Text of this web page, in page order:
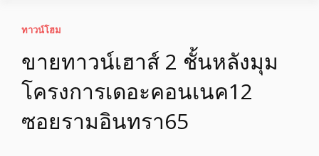
ทาวน์โฮม
ขายทาวน์เฮาส์ 2 ชั้นหลังมุม
โครงการเดอะคอนเนค12
ซอยรามอินทรา65